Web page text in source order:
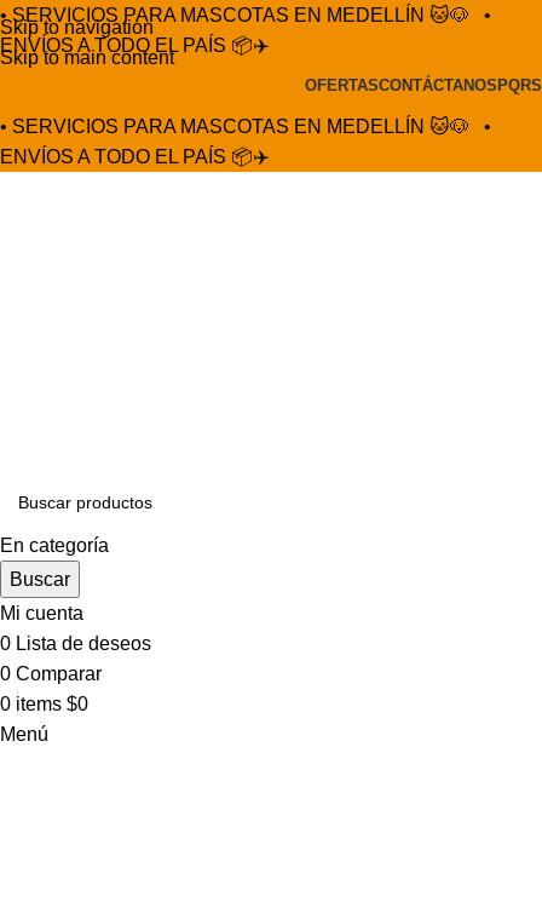
Skip to navigation
Skip to main content
• SERVICIOS PARA MASCOTAS EN MEDELLÍN 🐱🐶
•
ENVÍOS A TODO EL PAÍS 📦✈️
OFERTASCONTÁCTANOS PQRS
• SERVICIOS PARA MASCOTAS EN MEDELLÍN 🐱🐶
•
ENVÍOS A TODO EL PAÍS 📦✈️
En categoría
Buscar
Mi cuenta
0 Lista de deseos
0 Comparar
0 items $0
Menú